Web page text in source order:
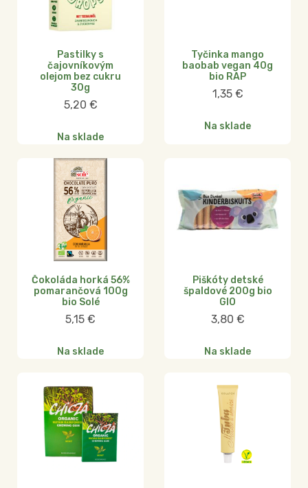
Pastilky s
čajovníkovým
olejom bez cukru
30g
5,20 €
Na sklade
Tyčinka mango
baobab vegan 40g
bio RAP
1,35 €
Na sklade
Čokoláda horká 56%
pomarančová 100g
bio Solé
5,15 €
Na sklade
Piškóty detské
špaldové 200g bio
GIO
3,80 €
Na sklade